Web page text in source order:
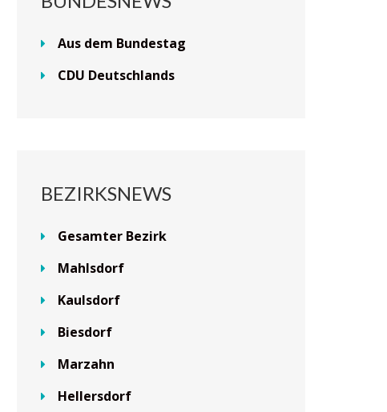
Aus dem Bundestag
CDU Deutschlands
BEZIRKSNEWS
Gesamter Bezirk
Mahlsdorf
Kaulsdorf
Biesdorf
Marzahn
Hellersdorf